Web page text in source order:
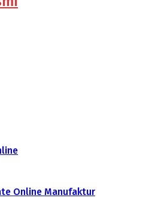
Online Manufaktur